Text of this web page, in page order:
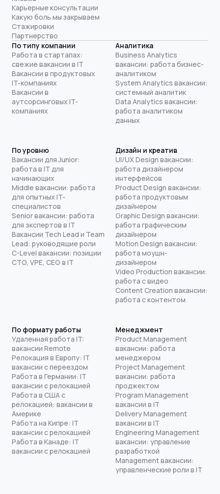
Карьерные консультации
Какую боль мы закрываем
Стажировки
Партнерство
По типу компании
Работа в стартапах:
свежие вакансии в IT
Вакансии в продуктовых
IT-компаниях
Вакансии в
аутсорсинговых IT-
компаниях
Аналитика
Business Analytics
вакансии: работа бизнес-
аналитиком
System Analytics вакансии:
системный аналитик
Data Analytics вакансии:
работа аналитиком
данных
По уровню
Вакансии для Junior:
работа в IT для
начинающих
Middle вакансии: работа
для опытных IT-
специалистов
Senior вакансии: работа
для экспертов в IT
Вакансии Tech Lead и Team
Lead: руководящие роли
C-Level вакансии: позиции
CTO, VPE, CEO в IT
Дизайн и креатив
UI/UX Design вакансии:
работа дизайнером
интерфейсов
Product Design вакансии:
работа продуктовым
дизайнером
Graphic Design вакансии:
работа графическим
дизайнером
Motion Design вакансии:
работа моушн-
дизайнером
Video Production вакансии:
работа с видео
Content Creation вакансии:
работа с контентом
По формату работы
Удаленная работа IT:
вакансии Remote
Релокация в Европу: IT
вакансии с переездом
Работа в Германии: IT
вакансии с релокацией
Работа в США с
релокацией: вакансии в
Америке
Работа на Кипре: IT
вакансии с релокацией
Работа в Канаде: IT
вакансии с релокацией
Менеджмент
Product Management
вакансии: работа
менеджером
Project Management
вакансии: работа
проджектом
Program Management
вакансии в IT
Delivery Management
вакансии в IT
Engineering Management
вакансии: управление
разработкой
Management вакансии:
управленческие роли в IT